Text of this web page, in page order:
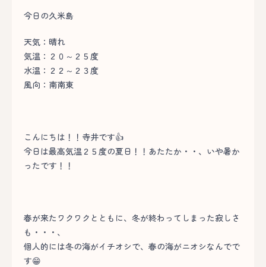
今日の久米島
天気：晴れ
気温：２０～２５度
水温：２２～２３度
風向：南南東
こんにちは！！寺井です👍
今日は最高気温２５度の夏日！！あたたか・・、いや暑か
ったです！！
春が来たワクワクとともに、冬が終わってしまった寂しさ
も・・・、
個人的には冬の海がイチオシで、春の海がニオシなんでで
す😁